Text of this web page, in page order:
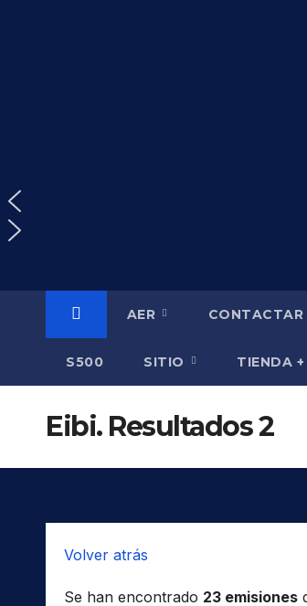
AER CONTACTAR
S500 SITIO TIENDA +
Eibi. Resultados 2
Volver atrás
Se han encontrado 23 emisiones